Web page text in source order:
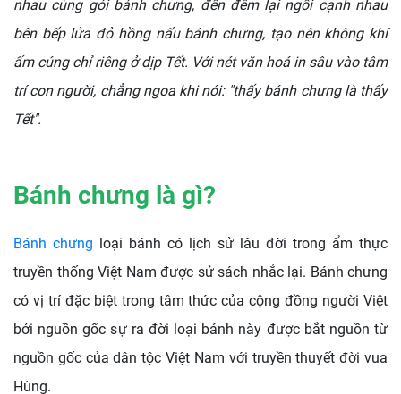
nhau cùng gói bánh chưng, đến đêm lại ngồi cạnh nhau
bên bếp lửa đỏ hồng nấu bánh chưng, tạo nên không khí
ấm cúng chỉ riêng ở dịp Tết. Với nét văn hoá in sâu vào tâm
trí con người, chẳng ngoa khi nói: "thấy bánh chưng là thấy
Tết".
Bánh chưng là gì?
Bánh chưng loại bánh có lịch sử lâu đời trong ẩm thực
truyền thống Việt Nam được sử sách nhắc lại. Bánh chưng
có vị trí đặc biệt trong tâm thức của cộng đồng người Việt
bởi nguồn gốc sự ra đời loại bánh này được bắt nguồn từ
nguồn gốc của dân tộc Việt Nam với truyền thuyết đời vua
Hùng.